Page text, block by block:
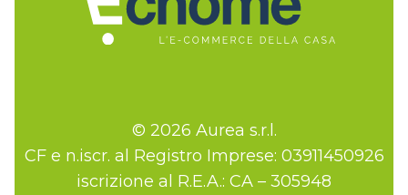
© 2026 Aurea s.r.l.
CF e n.iscr. al Registro Imprese: 03911450926
iscrizione al R.E.A.: CA – 305948